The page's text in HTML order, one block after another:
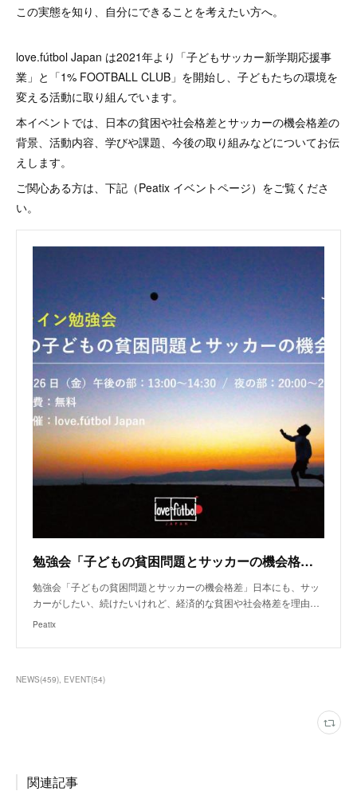
この実態を知り、自分にできることを考えたい方へ。
love.fútbol Japan は2021年より「子どもサッカー新学期応援事
業」と「1% FOOTBALL CLUB」を開始し、子どもたちの環境を
変える活動に取り組んでいます。
本イベントでは、日本の貧困や社会格差とサッカーの機会格差の
背景、活動内容、学びや課題、今後の取り組みなどについてお伝
えします。
ご関心ある方は、下記（Peatix イベントページ）をご覧くださ
い。
勉強会「子どもの貧困問題とサッカーの機会格差」
勉強会「子どもの貧困問題とサッカーの機会格差」日本にも、サッ
カーがしたい、続けたいけれど、経済的な貧困や社会格差を理由…
Peatix
NEWS(459) EVENT(54)
関連記事